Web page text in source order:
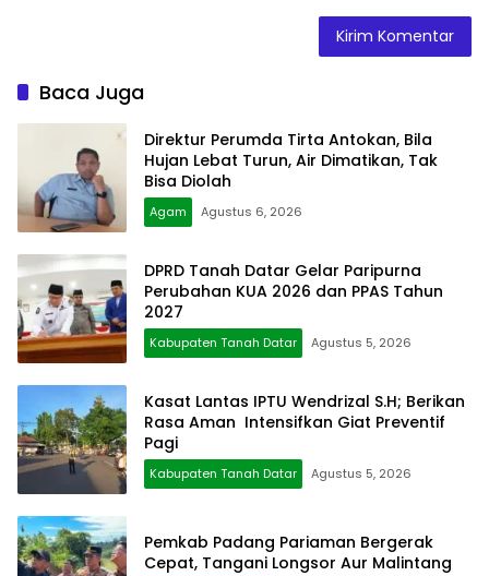
Baca Juga
Direktur Perumda Tirta Antokan, Bila
Hujan Lebat Turun, Air Dimatikan, Tak
Bisa Diolah
Agam Agustus 6, 2026
DPRD Tanah Datar Gelar Paripurna
Perubahan KUA 2026 dan PPAS Tahun
2027
Kabupaten Tanah Datar Agustus 5, 2026
Kasat Lantas IPTU Wendrizal S.H; Berikan
Rasa Aman Intensifkan Giat Preventif
Pagi
Kabupaten Tanah Datar Agustus 5, 2026
Pemkab Padang Pariaman Bergerak
Cepat, Tangani Longsor Aur Malintang